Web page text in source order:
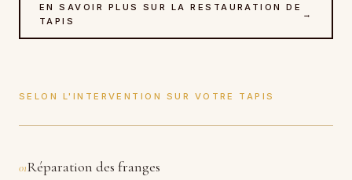
EN SAVOIR PLUS SUR LA RESTAURATION DE
TAPIS
→
SELON L'INTERVENTION SUR VOTRE TAPIS
01Réparation des franges